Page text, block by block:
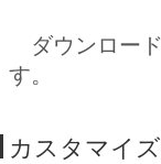
ダウンロー
す。
カスタマイ